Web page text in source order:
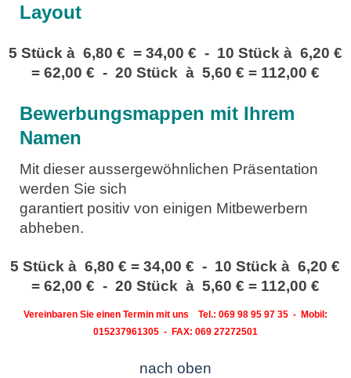
Layout
5 Stück à 6,80 € = 34,00 € - 10 Stück à 6,20 €
= 62,00 € - 20 Stück à 5,60 € = 112,00 €
Bewerbungsmappen mit Ihrem
Namen
Mit dieser aussergewöhnlichen Präsentation
werden Sie sich
garantiert positiv von einigen Mitbewerbern
abheben.
5 Stück à 6,80 € = 34,00 € - 10 Stück à 6,20 €
= 62,00 € - 20 Stück à 5,60 € = 112,00 €
Vereinbaren Sie einen Termin mit uns Tel.: 069 98 95 97 35 - Mobil:
015237961305 - FAX: 069 27272501
nach oben